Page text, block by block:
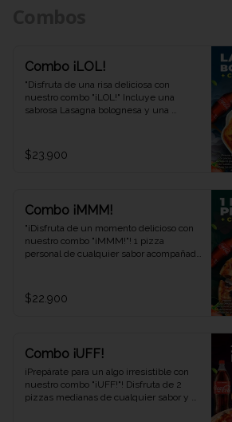
Combo ¡LOL!
"Disfruta de una risa deliciosa con
nuestro combo "¡LOL!" Incluye una
sabrosa Lasagna bolognesa y una
experiencia de sabor auténtica y
divertida. ¡Ven y descubre por qué este
$23.900
Combo ¡MMM!
"¡Disfruta de un momento delicioso con
nuestro combo "¡MMM!"! 1 pizza
personal de cualquier sabor acompañada
el placer. ¡Ven y descubre por qué este
combo te hará exclamar '¡MMM!' en Viva
$22.900
Combo ¡UFF!
¡Prepárate para un algo irresistible con
nuestro combo "¡UFF!"! Disfruta de 2
pizzas medianas de cualquier sabor y